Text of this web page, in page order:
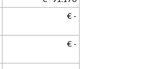
€ -
€ -